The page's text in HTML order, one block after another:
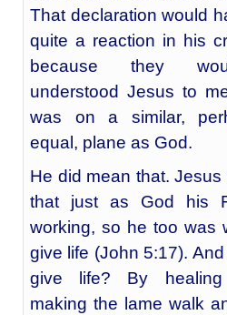
That declaration would
quite a reaction in his
because they
understood Jesus to
was on a similar,
equal, plane as God.
He did mean that. Jesus
that just as God his
working, so he too was
give life (John 5:17).
give life? By
making the lame walk